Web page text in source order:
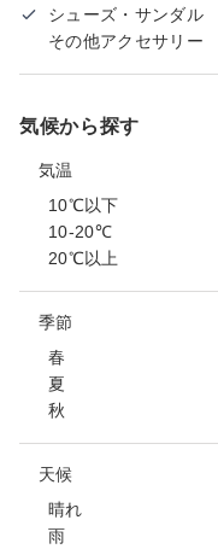
シューズ・サンダル
その他アクセサリー
気候から探す
気温
10℃以下
10-20℃
20℃以上
季節
春
夏
秋
天候
晴れ
雨